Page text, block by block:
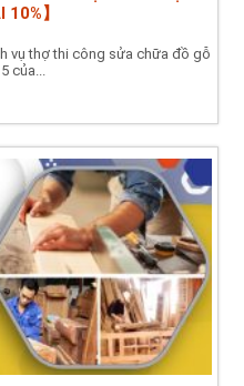
10%】
vụ thợ thi công sửa chữa đồ gỗ
của...